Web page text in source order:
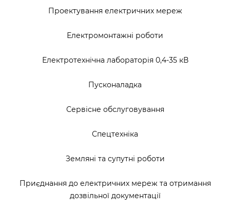
Проектування електричних мереж
Електромонтажні роботи
Електротехнічна лабораторія 0,4-35 кВ
Пусконаладка
Сервісне обслуговування
Спецтехніка
Земляні та супутні роботи
Приєднання до електричних мереж та отримання
дозвільної документації